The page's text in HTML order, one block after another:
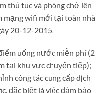
thủ tục và phòng chờ lên
mạng wifi mới tại toàn nhà
20-12-2015.
uống nước miễn phí (2
tại khu vực chuyển tiếp);
công tác cung cấp dịch
đặc biệt là việc đảm bảo